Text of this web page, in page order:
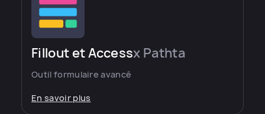
Fillout et Accessx Pathta
Outil formulaire avancé
En savoir plus